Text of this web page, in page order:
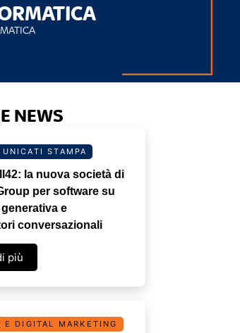
NEWS
STAMPA
la nuova società di
per software su
e
conversazionali
più
E DIGITAL MARKETING